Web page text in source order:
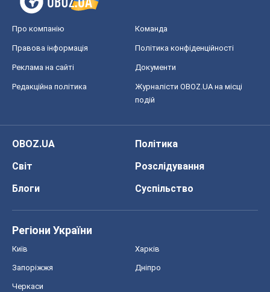
Про компанію Команда
Правова інформація Політика конфіденційності
Реклама на сайті Документи
Редакційна політика
Журналісти OBOZ.UA на місці
подій
OBOZ.UA
Політика
Світ
Розслідування
Блоги
Суспільство
Регіони України
Київ Харків
Запоріжжя Дніпро
Черкаси